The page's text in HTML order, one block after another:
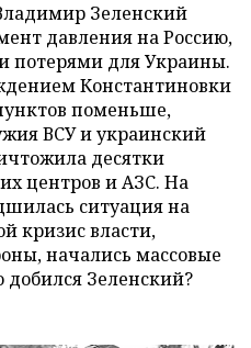
Зеленский
давления на Россию,
потерями для Украины.
Константиновки
поменьше,
ВСУ и украинский
десятки
центров и АЗС. На
ситуация на
кризис власти,
начались массовые
добился Зеленский?